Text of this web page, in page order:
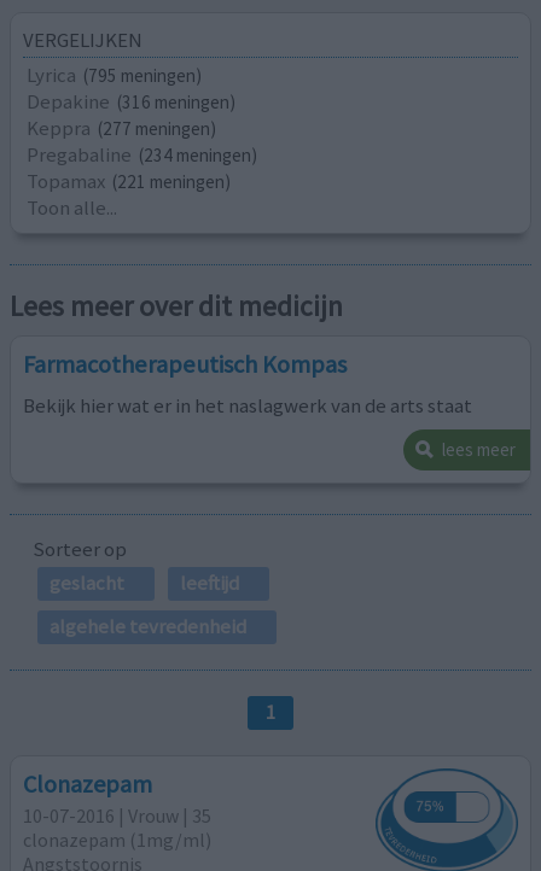
VERGELIJKEN
Lyrica (795 meningen)
Depakine (316 meningen)
Keppra (277 meningen)
Pregabaline (234 meningen)
Topamax (221 meningen)
Toon alle...
Lees meer over dit medicijn
Farmacotherapeutisch Kompas
Bekijk hier wat er in het naslagwerk van de arts staat
lees meer
Sorteer op
geslacht
leeftijd
algehele tevredenheid
1
Clonazepam
10-07-2016 | Vrouw | 35
clonazepam (1mg/ml)
Angststoornis